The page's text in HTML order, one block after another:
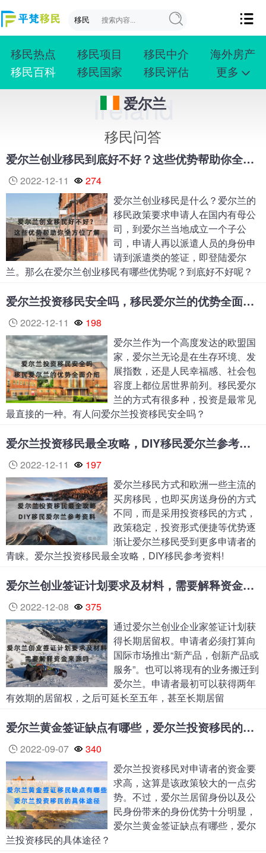
移民热点 移民项目 移民中介
海外房产
移民百科
移民国家 移民评估
更多
成功案例
投资移民 创业移民
购房移民
技术移民 雇主移民
爱尔兰
Ireland
移民问答
爱尔兰创业移民到底好不好？这些优势帮助你全方位了解
2022-12-11
274
爱尔兰创业移民是什么？爱尔兰的
移民政策要求申请人在国内有母公
司，到爱尔兰当地成立一个子公
司，申请人再以派遣人员的身份申
请到派遣类的签证，即登陆爱尔
兰。那么在爱尔兰创业移民有哪些优势呢？到底好不好呢？
爱尔兰投资移民安全吗，移民爱尔兰的优势全面介绍
2022-12-11
198
爱尔兰作为一个高度发达的欧盟国
家，爱尔兰无论是在生存环境、发
展指数，还是人民幸福感、社会包
容度上都位居世界前列。移民爱尔
兰的方式有很多种，投资是最常见
最直接的一种。有人问爱尔兰投资移民安全吗？
爱尔兰投资移民最全攻略，DIY移民爱尔兰参考资料
2022-12-11
197
爱尔兰移民方式和欧洲一些主流的
买房移民，也即买房送身份的方式
不同，而是采用投资移民的方式，
政策稳定，投资形式便捷等优势逐
渐让爱尔兰移民受到更多申请者的
青睐。爱尔兰投资移民最全攻略，DIY移民参考资料!
爱尔兰创业签证计划要求及材料，需要解释资金来源吗？
2022-12-08
375
通过爱尔兰创业企业家签证计划获
得长期居留权。申请者必须打算向
国际市场推出“新产品，创新产品或
服务”。也可以将现有的业务搬迁到
爱尔兰。申请者最初可以获得两年
有效期的居留权，之后可延长至五年，甚至长期居留
爱尔兰黄金签证缺点有哪些，爱尔兰投资移民的具体途径
2022-09-07
340
爱尔兰投资移民对申请者的资金要
求高，这算是该政策较大的一点劣
势。不过，爱尔兰居留身份以及公
民身份带来的身份优势十分明显，
爱尔兰黄金签证缺点有哪些，爱尔
兰投资移民的具体途径？